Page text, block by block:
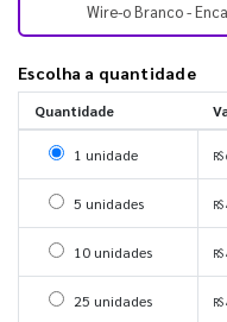
Wire-o Branco -
Escolha a quantidade
Quantidade
Selecionar 1 unidade
1 unidade
Selecionar 5
5 unidades
Selecionar 10
10 unidades
Selecionar 25
25 unidades